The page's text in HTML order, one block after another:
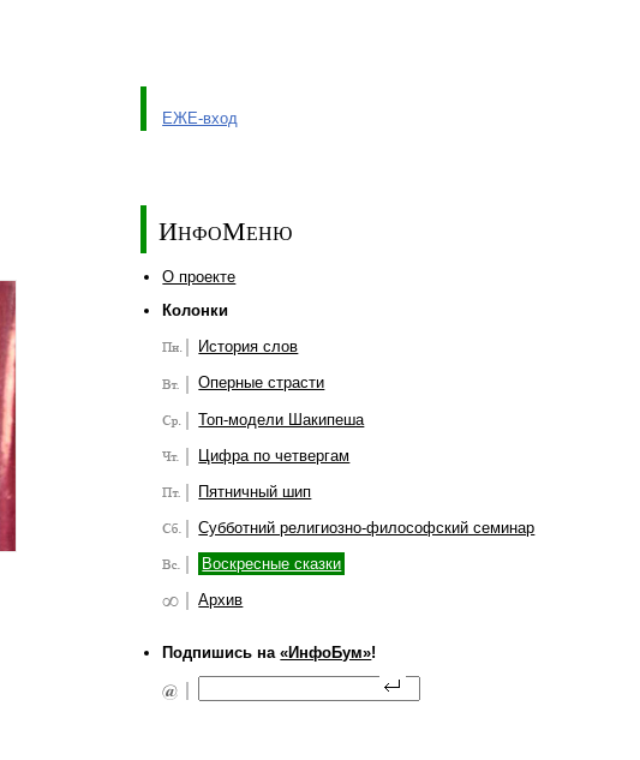
ЕЖЕ-вход
ИнфоМеню
О проекте
Колонки
История слов
Оперные страсти
Топ-модели Шакипеша
Цифра по четвергам
Пятничный шип
Субботний религиозно-философский семинар
Воскресные сказки
Архив
Подпишись на«ИнфоБум»!